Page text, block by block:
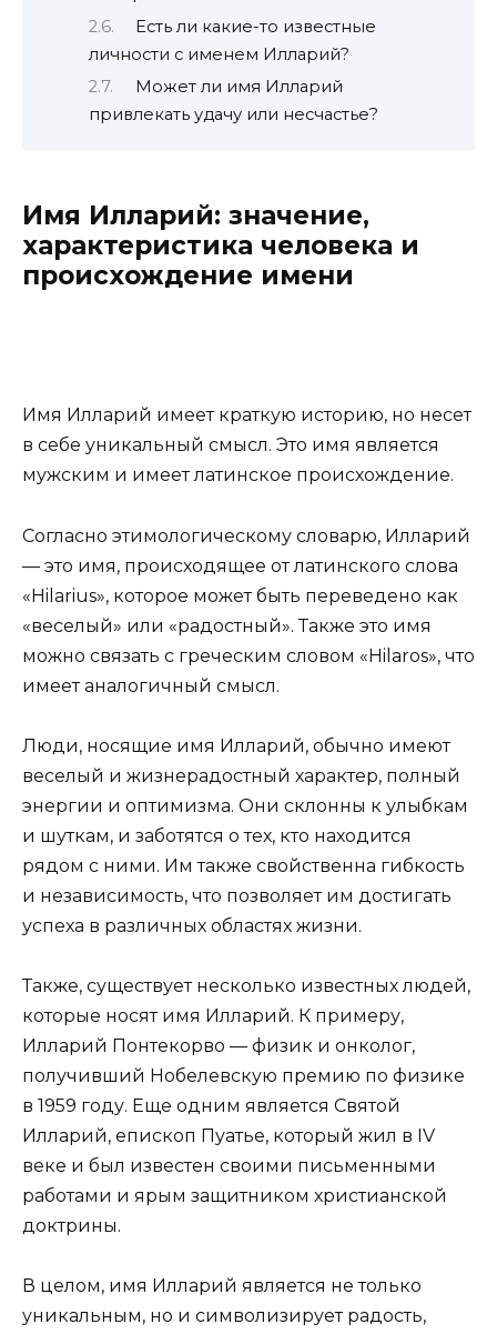
Есть ли какие-то известные
личности с именем Илларий?
Может ли имя Илларий
привлекать удачу или несчастье?
Имя Илларий: значение,
характеристика человека и
происхождение имени
Имя Илларий имеет краткую историю, но несет
в себе уникальный смысл. Это имя является
мужским и имеет латинское происхождение.
Согласно этимологическому словарю, Илларий
— это имя, происходящее от латинского слова
«Hilarius», которое может быть переведено как
«веселый» или «радостный». Также это имя
можно связать с греческим словом «Hilaros», что
имеет аналогичный смысл.
Люди, носящие имя Илларий, обычно имеют
веселый и жизнерадостный характер, полный
энергии и оптимизма. Они склонны к улыбкам
и шуткам, и заботятся о тех, кто находится
рядом с ними. Им также свойственна гибкость
и независимость, что позволяет им достигать
успеха в различных областях жизни.
Также, существует несколько известных людей,
которые носят имя Илларий. К примеру,
Илларий Понтекорво — физик и онколог,
получивший Нобелевскую премию по физике
в 1959 году. Еще одним является Святой
Илларий, епископ Пуатье, который жил в IV
веке и был известен своими письменными
работами и ярым защитником христианской
доктрины.
В целом, имя Илларий является не только
уникальным, но и символизирует радость,